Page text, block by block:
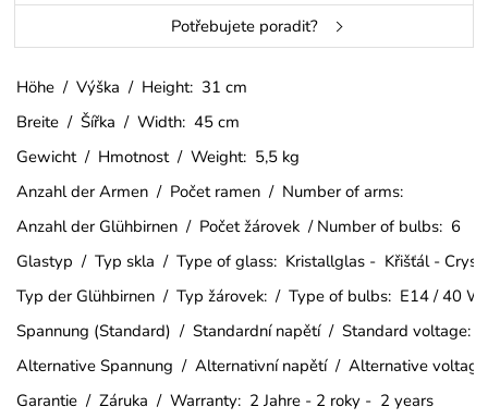
Potřebujete poradit?
Höhe / Výška / Height: 31 cm
Breite / Šířka / Width: 45 cm
Gewicht / Hmotnost / Weight: 5,5 kg
Anzahl der Armen / Počet ramen / Number of arms:
Anzahl der Glühbirnen / Počet žárovek / Number of bulbs: 6
Glastyp / Typ skla / Type of glass: Kristallglas - Křišťál -
Typ der Glühbirnen / Typ žárovek: / Type of bulbs: E14 / 40 W
Spannung (Standard) / Standardní napětí / Standard voltage:
Alternative Spannung / Alternativní napětí / Alternative
Garantie / Záruka / Warranty: 2 Jahre - 2 roky - 2 years